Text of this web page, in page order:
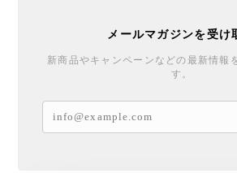
メールマガジンを受け
新商品やキャンペーンなどの最新情報
す。